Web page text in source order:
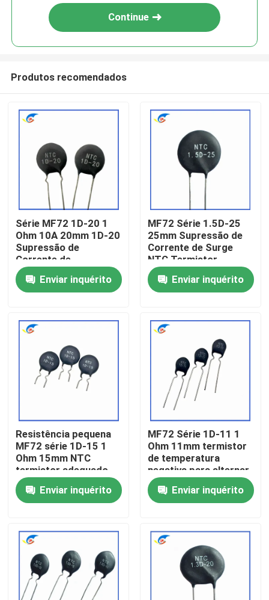
Para casa
Produtos
vídeos
Sobre nós
Controle de qualidade
Contacte-nos
Casos
Termistor do PTC
Continue
Produtos recomendados
Série MF72 1D-20 1
Ohm 10A 20mm 1D-20
Supressão de
Corrente de
Superposição NTC
Termistor adequado
para suprimento de
potência
Enviar inquérito
MF72 Série 1.5D-25
25mm Supressão de
Corrente de Surge
NTC Termistor
Adequado para Troca
de Fornecimento de
Energia Amplificador
Enviar inquérito
Resistência pequena
MF72 série 1D-15 1
Ohm 15mm NTC
termistor adequado
para alternar
adaptador de energia
Enviar inquérito
MF72 Série 1D-11 1
Ohm 11mm termistor
de temperatura
negativa para alternar
fontes de alimentação
Enviar inquérito